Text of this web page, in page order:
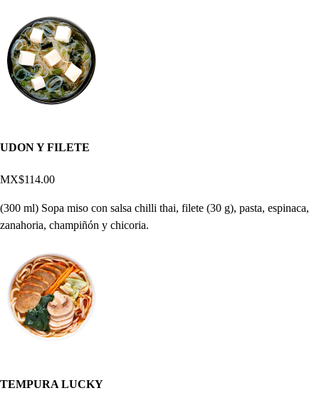
UDON Y FILETE
MX$114.00
(300 ml) Sopa miso con salsa chilli thai, filete (30 g), pasta, espinaca,
zanahoria, champiñón y chicoria.
TEMPURA LUCKY